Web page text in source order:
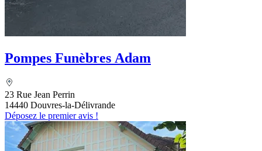
Pompes Funèbres Adam
23 Rue Jean Perrin
14440 Douvres-la-Délivrande
Déposez le premier avis !